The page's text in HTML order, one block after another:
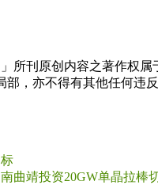
」所刊原创内容之著作权
，亦不得有其他任何违
曲靖投资20GW单晶拉棒